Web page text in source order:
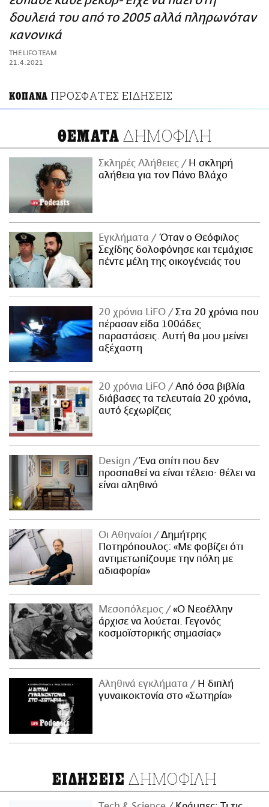
ΑΜΠΑ
PRINT
δουλειά του από το 2005 αλλά πληρωνόταν
κανονικά
THE LIFO TEAM
21.4.2021
ΚΟΠΑΝΑ ΠΡΟΣΦΑΤΕΣ ΕΙΔΗΣΕΙΣ
ΘΕΜΑΤΑ ΔΗΜΟΦΙΛΗ
Σκληρές Αλήθειες
H σκληρή
αλήθεια για τον Πάνο Βλάχο
Εγκλήματα
Όταν ο Θεόφιλος
Σεχίδης δολοφόνησε και τεμάχισε
πέντε μέλη της οικογένειάς του
20 χρόνια LiFO
Στα 20 χρόνια που
πέρασαν είδα 100άδες
παραστάσεις. Αυτή θα μου μείνει
αξέχαστη
20 χρόνια LiFO
Από όσα βιβλία
διάβασες τα τελευταία 20 χρόνια,
αυτό ξεχωρίζεις
Design
Ένα σπίτι που δεν
προσπαθεί να είναι τέλειο· θέλει να
είναι αληθινό
Οι Αθηναίοι
Δημήτρης
Ποτηρόπουλος: «Με φοβίζει ότι
αντιμετωπίζουμε την πόλη με
αδιαφορία»
Μεσοπόλεμος
«Ο Νεοέλλην
άρχισε να λούεται. Γεγονός
κοσμοϊστορικής σημασίας»
Αληθινά εγκλήματα
Η διπλή
γυναικοκτονία στο «Σωτηρία»
ΕΙΔΗΣΕΙΣ ΔΗΜΟΦΙΛΗ